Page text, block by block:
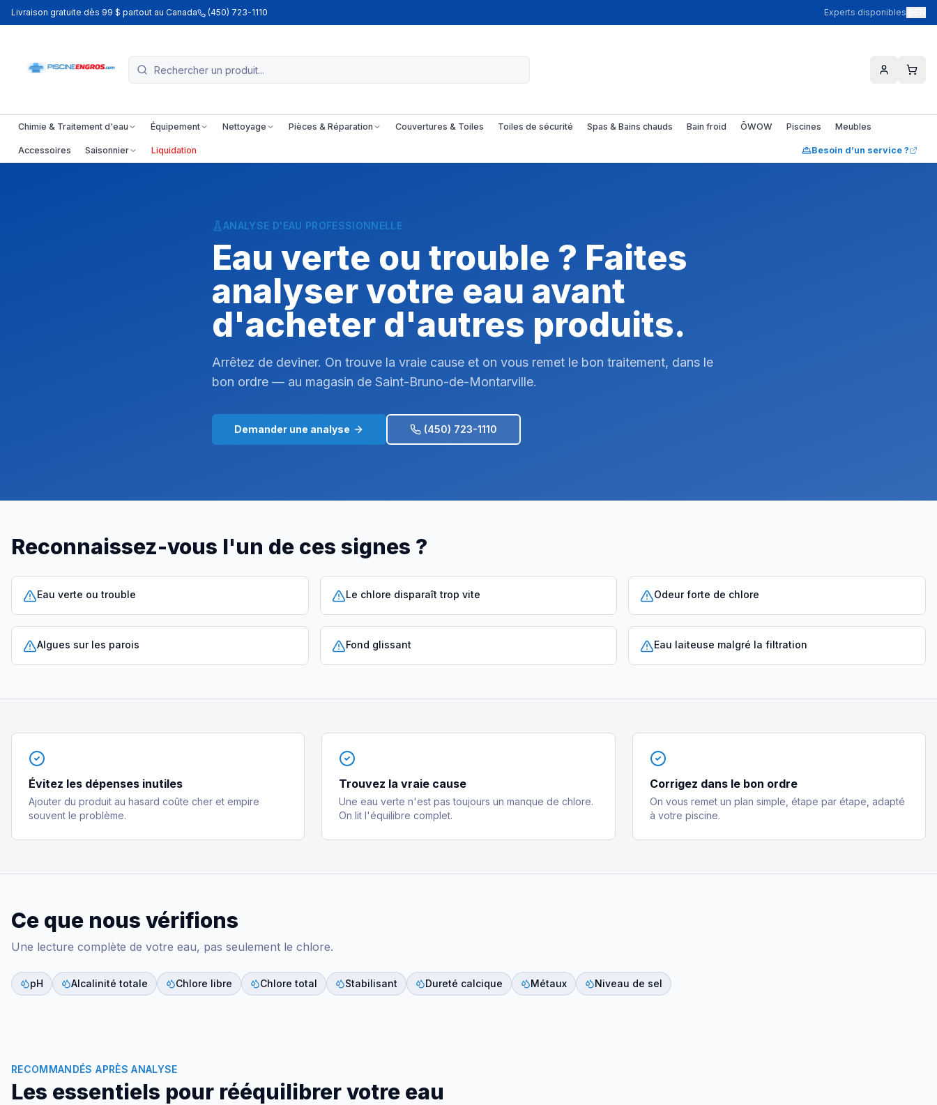
Livraison gratuite dès 99 $ partout au Canada (450) 723-1110 Experts disponibles
Chimie & Traitement d'eau Équipement Nettoyage Pièces & Réparation Couvertures & Toiles Toiles de sécurité Spas & Bains chauds Bain froid ŌWOW Piscines Meubles
Accessoires Saisonnier Liquidation Besoin d’un service ?
ANALYSE D'EAU PROFESSIONNELLE
Eau verte ou trouble ? Faites
analyser votre eau avant
d'acheter d'autres produits.
Arrêtez de deviner. On trouve la vraie cause et on vous remet le bon traitement, dans le
bon ordre — au magasin de Saint-Bruno-de-Montarville.
Demander une analyse (450) 723-1110
Reconnaissez-vous l'un de ces signes ?
Eau verte ou trouble Le chlore disparaît trop vite Odeur forte de chlore
Algues sur les parois Fond glissant Eau laiteuse malgré la filtration
Évitez les dépenses inutiles
Ajouter du produit au hasard coûte cher et empire
souvent le problème.
Trouvez la vraie cause
Une eau verte n'est pas toujours un manque de chlore.
On lit l'équilibre complet.
Corrigez dans le bon ordre
On vous remet un plan simple, étape par étape, adapté
à votre piscine.
Ce que nous vérifions
Une lecture complète de votre eau, pas seulement le chlore.
pH Alcalinité totale Chlore libre Chlore total Stabilisant Dureté calcique Métaux Niveau de sel
RECOMMANDÉS APRÈS ANALYSE
Les essentiels pour rééquilibrer votre eau